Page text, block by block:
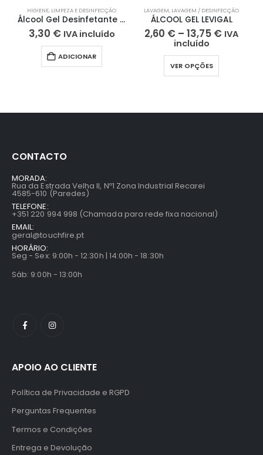
HIGIENE, LIMPEZA E DESINFECÇÃO
Álcool Gel Desinfetante Anti-Séptico 500ml
3,30 € IVA incluído
ADICIONAR
LAVAGEM, LAVAGEM / DESINFECÇÃO
ÁLCOOL GEL LEVIGAL
2,60 € – 13,75 € IVA
incluído
VER OPÇÕES
CONTACTO
MORADA:
Rua da Estrada Velha II, Nº1 Zona Industrial Recarei
4585-610 (Paredes)
TELEFONE:
+351 220 994 998 (Chamada para rede fixa nacional)
EMAIL:
geral@touchfire.pt
HORÁRIO:
Seg - Sex: 9:00h - 12:30h | 14:00h - 18:30h
Sáb: 9:00h - 13:00h
APOIO AO CLIENTE
Política de Privacidade e RGPD
Perguntas Frequentes
Termos e Condições
Entrega e Devolução